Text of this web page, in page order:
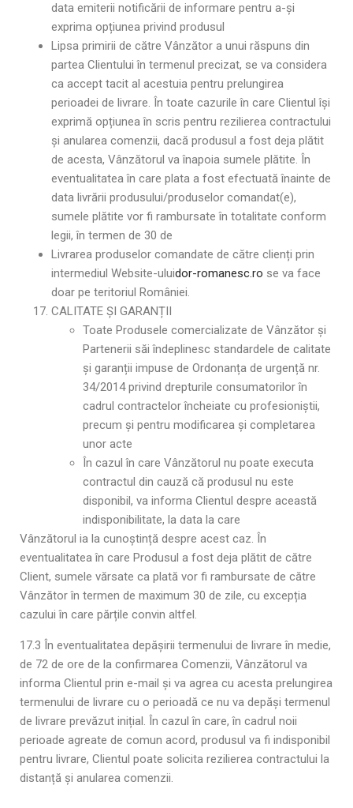
data emiterii notificării de informare pentru a-și
exprima opțiunea privind produsul
Lipsa primirii de către Vânzător a unui răspuns din
partea Clientului în termenul precizat, se va considera
ca accept tacit al acestuia pentru prelungirea
perioadei de livrare. În toate cazurile în care Clientul își
exprimă opțiunea în scris pentru rezilierea contractului
și anularea comenzii, dacă produsul a fost deja plătit
de acesta, Vânzătorul va înapoia sumele plătite. În
eventualitatea în care plata a fost efectuată înainte de
data livrării produsului/produselor comandat(e),
sumele plătite vor fi rambursate în totalitate conform
legii, în termen de 30 de
Livrarea produselor comandate de către clienți prin
intermediul Website-uluidor-romanesc.ro se va face
doar pe teritoriul României.
CALITATE ȘI GARANȚII
Toate Produsele comercializate de Vânzător și
Partenerii săi îndeplinesc standardele de calitate
și garanții impuse de Ordonanța de urgență nr.
34/2014 privind drepturile consumatorilor în
cadrul contractelor încheiate cu profesioniștii,
precum și pentru modificarea și completarea
unor acte
În cazul în care Vânzătorul nu poate executa
contractul din cauză că produsul nu este
disponibil, va informa Clientul despre această
indisponibilitate, la data la care
Vânzătorul ia la cunoștință despre acest caz. În
eventualitatea în care Produsul a fost deja plătit de către
Client, sumele vărsate ca plată vor fi rambursate de către
Vânzător în termen de maximum 30 de zile, cu excepția
cazului în care părțile convin altfel.
17.3 În eventualitatea depășirii termenului de livrare în medie,
de 72 de ore de la confirmarea Comenzii, Vânzătorul va
informa Clientul prin e-mail și va agrea cu acesta prelungirea
termenului de livrare cu o perioadă ce nu va depăși termenul
de livrare prevăzut inițial. În cazul în care, în cadrul noii
perioade agreate de comun acord, produsul va fi indisponibil
pentru livrare, Clientul poate solicita rezilierea contractului la
distanță și anularea comenzii.